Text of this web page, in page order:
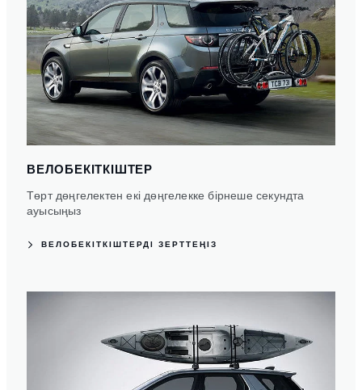
ВЕЛОБЕКІТКІШТЕР
Төрт дөңгелектен екі дөңгелекке бірнеше секундта
ауысыңыз
ВЕЛОБЕКІТКІШТЕРДІ ЗЕРТТЕҢІЗ